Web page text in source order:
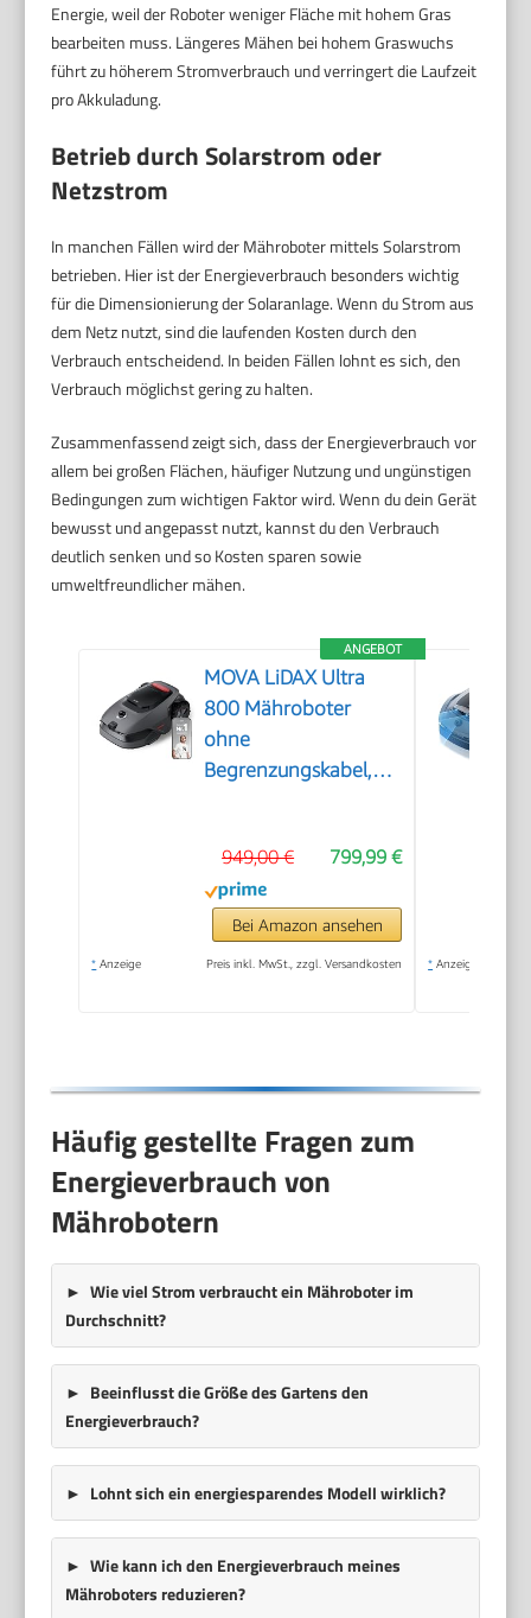
Energie, weil der Roboter weniger Fläche mit hohem Gras
bearbeiten muss. Längeres Mähen bei hohem Graswuchs
führt zu höherem Stromverbrauch und verringert die Laufzeit
pro Akkuladung.
Betrieb durch Solarstrom oder
Netzstrom
In manchen Fällen wird der Mähroboter mittels Solarstrom
betrieben. Hier ist der Energieverbrauch besonders wichtig
für die Dimensionierung der Solaranlage. Wenn du Strom aus
dem Netz nutzt, sind die laufenden Kosten durch den
Verbrauch entscheidend. In beiden Fällen lohnt es sich, den
Verbrauch möglichst gering zu halten.
Zusammenfassend zeigt sich, dass der Energieverbrauch vor
allem bei großen Flächen, häufiger Nutzung und ungünstigen
Bedingungen zum wichtigen Faktor wird. Wenn du dein Gerät
bewusst und angepasst nutzt, kannst du den Verbrauch
deutlich senken und so Kosten sparen sowie
umweltfreundlicher mähen.
ANGEBOT
MOVA LiDAX Ultra
800 Mähroboter
ohne
Begrenzungskabel,
799,99 €
949,00 €
Bei Amazon ansehen
* Anzeige Preis inkl. MwSt., zzgl. Versandkosten * Anzeige
Häufig gestellte Fragen zum
Energieverbrauch von
Mährobotern
Wie viel Strom verbraucht ein Mähroboter im
Durchschnitt?
Beeinflusst die Größe des Gartens den
Energieverbrauch?
Lohnt sich ein energiesparendes Modell wirklich?
Wie kann ich den Energieverbrauch meines
Mähroboters reduzieren?